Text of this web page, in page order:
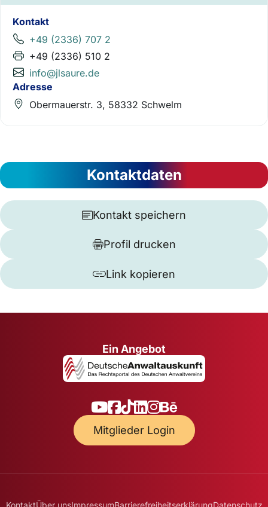
Kontakt
+49 (2336) 707 2
+49 (2336) 510 2
info@jlsaure.de
Adresse
Obermauerstr. 3, 58332 Schwelm
Kontaktdaten
Kontakt speichern
Profil drucken
Link kopieren
Ein Angebot
Mitglieder Login
KontaktÜber unsImpressumBarrierefreiheitserklärungDatenschutz